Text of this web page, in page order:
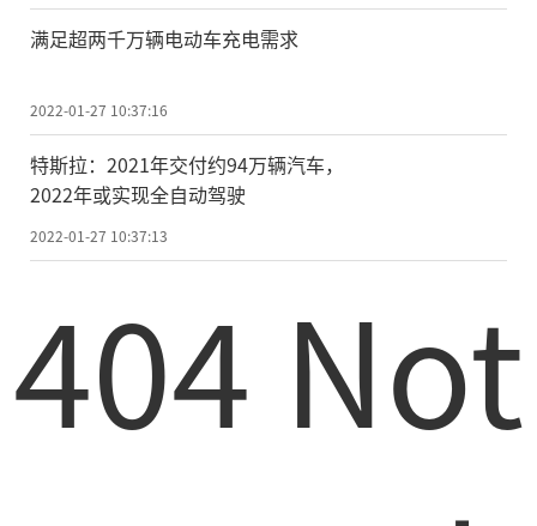
满足超两千万辆电动车充电需求
2022-01-27 10:37:16
特斯拉：2021年交付约94万辆汽车，
2022年或实现全自动驾驶
2022-01-27 10:37:13
404 Not